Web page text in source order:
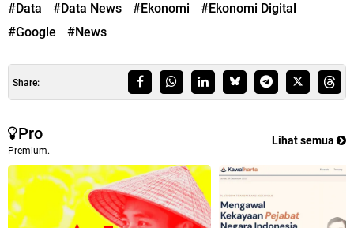
#Data #Data News #Ekonomi
#Ekonomi Digital
#Google
#News
Share:
Pro
Premium.
Lihat semua